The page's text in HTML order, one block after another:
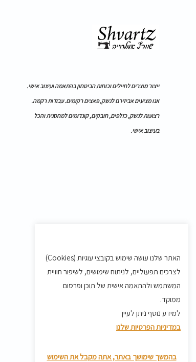
ייצור מוצרים לחיילים וכוחות הביטחון בהתאמה ועיצוב אישי.
אנו מציעים אביזירם לנשק, פאצים רקומים. עבודות רקמה.
רצועות לנשק, כזלפים, חובקים, קונדומים למחסנית והכל
בעיצוב אישי.
האתר שלנו עושה שימוש בקובצי עוגיות (Cookies)
לצרכים תפעוליים, לניתוח שימושים, לשיפור חוויית
המשתמש ולהתאמה אישית של תוכן ופרסום
ממוקד.
למידע נוסף ניתן לעיין
במדיניות הפרטיות שלנו
בהמשך שימושך באתר, אתה מקבל את השימוש